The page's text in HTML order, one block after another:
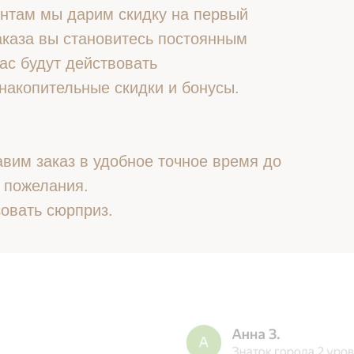
мы дарим скидку на первый
вы становитесь постоянным
будут действовать
скидки и бонусы.
заказ в удобное точное время до
сюрприз.